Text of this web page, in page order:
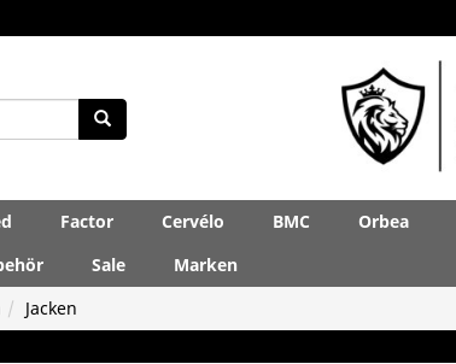
Factor Cervélo BMC Orbea
Sale
Marken
Jacken